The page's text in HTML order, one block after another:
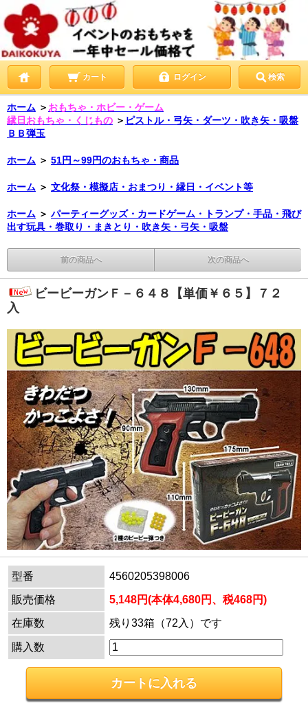
カート ログイン 検索
ホーム ＞ おもちゃ・ホビー・ゲーム
縁日おもちゃ・くじもの ＞ ピストル・弓矢・ダーツ・吹き矢・吸盤
ＢＢ弾玉
ホーム ＞ 51円～99円のおもちゃ・商品
ホーム ＞ 文化祭・模擬店・おまつり・縁日・イベント等
ホーム ＞ パーティーグッズ・カードゲーム・トランプ・手品・飛び
出す玩具・巻取り・まきとり・吹き矢・弓矢・吸盤
前の商品へ 次の商品へ
ビービーガンＦ－６４８【単価￥６５】７２
入
型番
4560205398006
販売価格
5,148円(本体4,680円、税468円)
在庫数
残り33箱（72入）です
購入数